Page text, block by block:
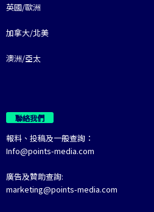
英國/歐洲
加拿大/北美
澳洲/亞太
聯絡我們
報料、投稿及一般查詢：
Info@points-media.com
廣告及贊助查詢:
marketing@points-media.com